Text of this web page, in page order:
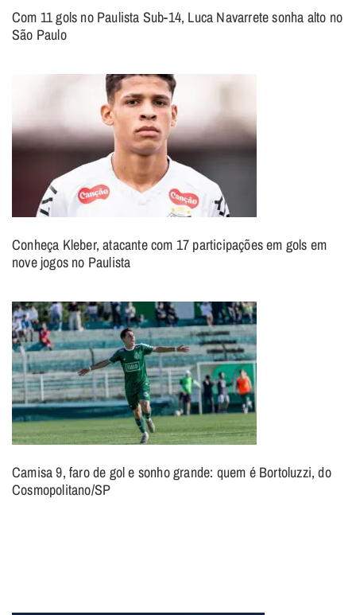
Com 11 gols no Paulista Sub-14, Luca Navarrete sonha alto no
São Paulo
Conheça Kleber, atacante com 17 participações em gols em
nove jogos no Paulista
Camisa 9, faro de gol e sonho grande: quem é Bortoluzzi, do
Cosmopolitano/SP